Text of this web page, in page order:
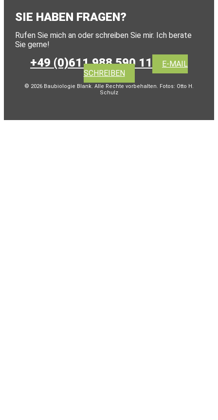
SIE HABEN FRAGEN?
Rufen Sie mich an oder schreiben Sie mir. Ich berate
Sie gerne!
+49 (0)611 988 590 11
E-MAIL
SCHREIBEN
© 2026 Baubiologie Blank. Alle Rechte vorbehalten. Fotos: Otto H.
Schulz